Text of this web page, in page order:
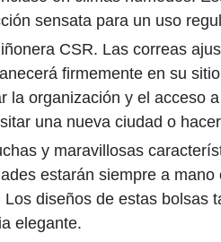
sensata para un uso
CSR. Las correas
firmemente en su
la organización y el acceso
una nueva ciudad o
y maravillosas
estarán siempre a mano
diseños de estas bolsas
elegante.